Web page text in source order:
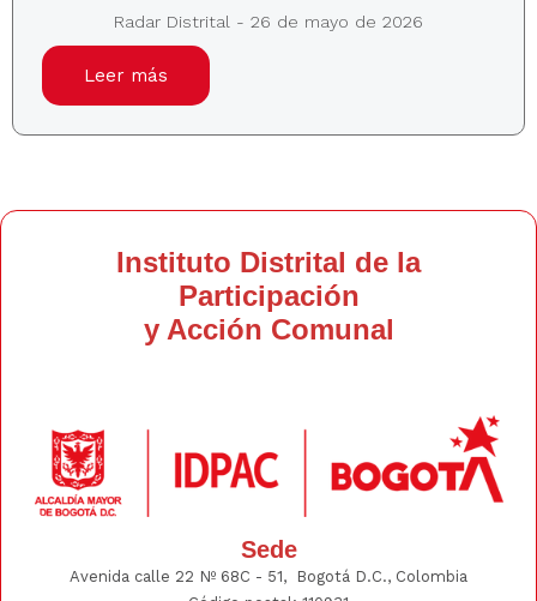
Radar Distrital - 26 de mayo de 2026
Leer más
Instituto Distrital de la
Participación
y Acción Comunal
Sede
Avenida calle 22 Nº 68C - 51, Bogotá D.C., Colombia